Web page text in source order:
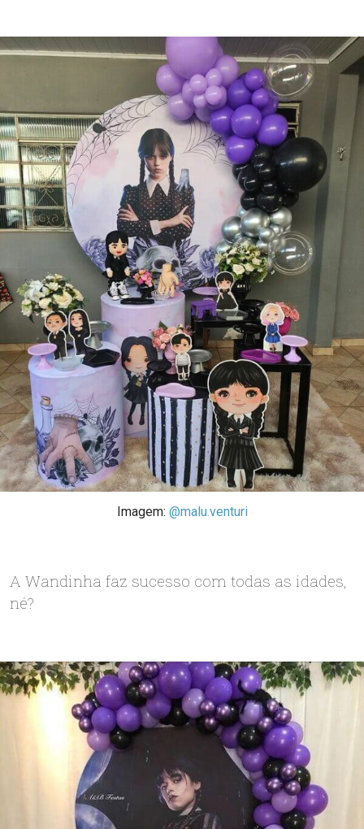
Imagem: @malu.venturi
A Wandinha faz sucesso com todas as idades,
né?